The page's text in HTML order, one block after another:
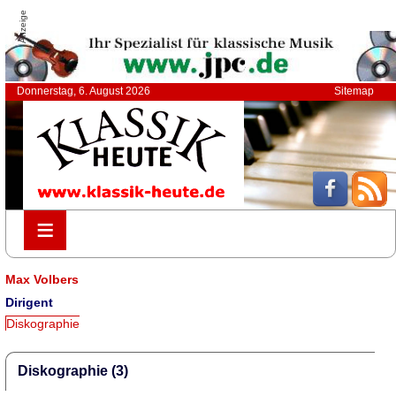
Anzeige
Donnerstag, 6. August 2026 Sitemap
≡
≡
Max Volbers
Dirigent
Diskographie
Diskographie (3)